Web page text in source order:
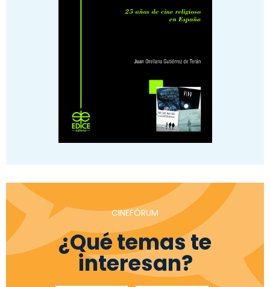
CINEFÓRUM
¿Qué temas te
interesan?